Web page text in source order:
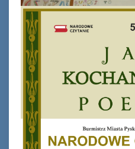
Ferie_2017_ODD_1.JPG